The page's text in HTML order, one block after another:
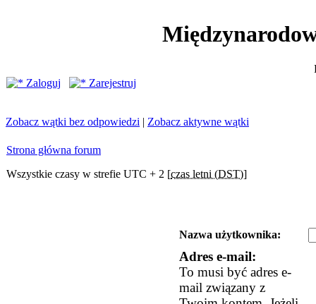
Zaloguj
Zarejestruj
Zobacz wątki bez odpowiedzi | Zobacz aktywne wątki
Strona główna forum
Wszystkie czasy w strefie UTC + 2 [czas letni (DST)]
Nazwa użytkownika:
Adres e-mail:
To musi być adres e-
mail związany z